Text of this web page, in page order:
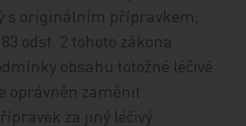
s originálním přípravkem,
odst. 2 tohoto zákona
obsahu totožné léčivé
oprávněn zaměnit
za jiný léčivý